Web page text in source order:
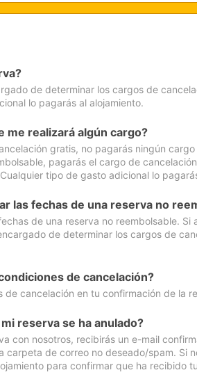
de determinar los cargos de
lo pagarás al alojamiento.
me realizará algún cargo?
gratis, no pagarás ningún
pagarás el cargo de
tipo de gasto adicional lo
las fechas de una reserva no
de una reserva no reembolsable.
de determinar los cargos de
de cancelación?
de cancelación en tu confirmación de la
reserva se ha anulado?
con nosotros, recibirás un e-mail
carpeta de correo no deseado/spam. Si
para confirmar que ha recibido